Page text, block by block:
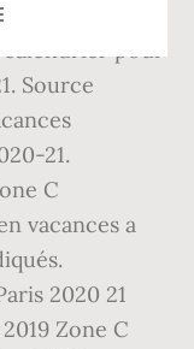
calendrier pour
Source
21.
C
vacances a
2020 21
Zone C